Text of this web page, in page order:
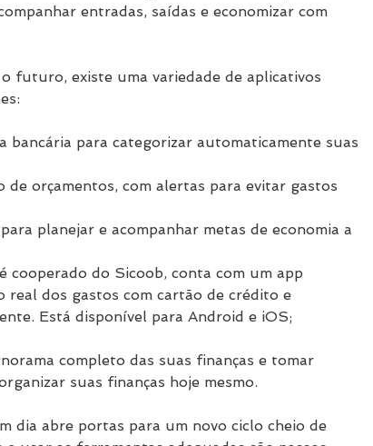
entradas, saídas e economizar com
futuro, existe uma variedade de aplicativos
para categorizar automaticamente suas
orçamentos, com alertas para evitar gastos
planejar e acompanhar metas de economia a
cooperado do Sicoob, conta com um app
real dos gastos com cartão de crédito e
Está disponível para Android e iOS;
completo das suas finanças e tomar
suas finanças hoje mesmo.
dia abre portas para um novo ciclo cheio de